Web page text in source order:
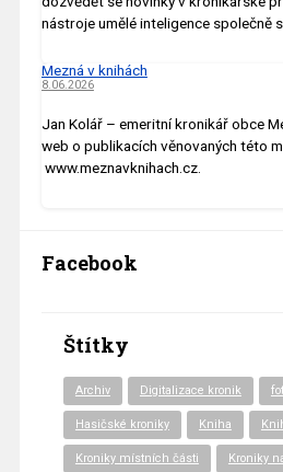
nástroje umělé inteligence společně s…
Mezná v knihách
8.06.2026
Jan Kolář – emeritní kronikář obce
web o publikacích věnovaných této
www.meznavknihach.cz.
Facebook
Štítky
Archiv Digitalizace kronik
Hasičské kroniky Kniha
Kroniky místních části Kroniky